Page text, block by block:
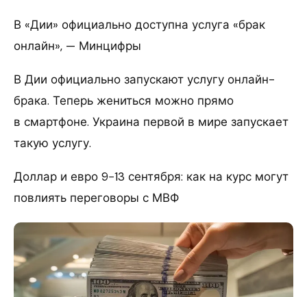
В «Дии» официально доступна услуга «брак
онлайн», — Минцифры
В Дии официально запускают услугу онлайн-
брака. Теперь жениться можно прямо
в смартфоне. Украина первой в мире запускает
такую услугу.
Доллар и евро 9−13 сентября: как на курс могут
повлиять переговоры с МВФ